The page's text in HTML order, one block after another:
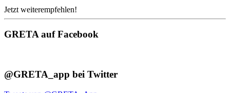
Jetzt weiterempfehlen!
GRETA auf Facebook
@GRETA_app bei Twitter